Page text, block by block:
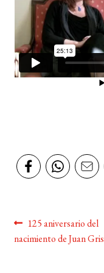
Navegación
de
Anterior:
125 aniversario del
nacimiento de Juan Gris